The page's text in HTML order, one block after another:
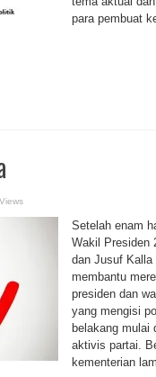
para pembuat
Setelah enam
Wakil Presiden
dan Jusuf Kalla
membantu
presiden dan
yang mengisi
belakang mulai
aktivis partai.
kementerian